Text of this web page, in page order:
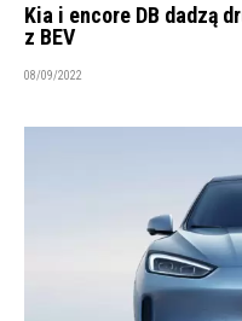
Kia i encore DB dadzą
z BEV
08/09/2022